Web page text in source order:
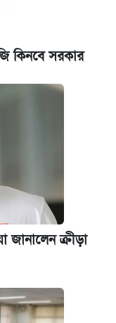
কিনবে সরকার
জানালেন ক্রীড়া